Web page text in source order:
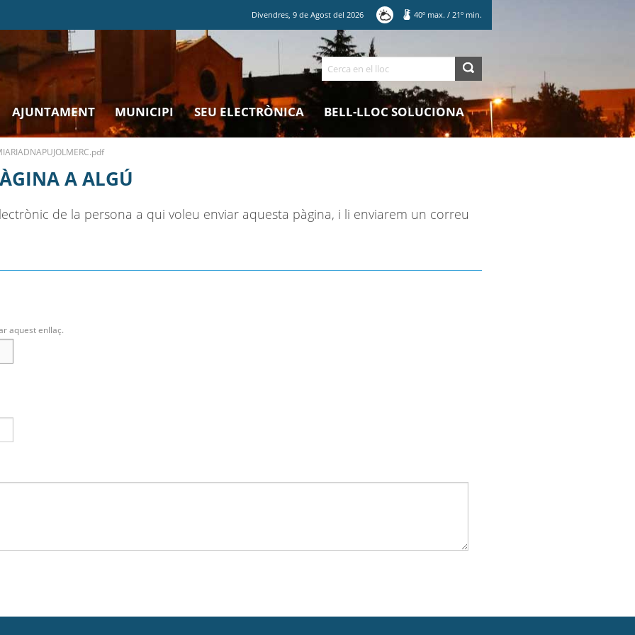
Divendres,9 deAgost del2026 40º max. / 21º min.
Cerca
AJUNTAMENT MUNICIPI SEU ELECTRÒNICA BELL-LLOC SOLUCIONA
A ALGÚ
de la persona a qui voleu enviar aquesta pàgina, i li enviarem un correu
aquest enllaç.